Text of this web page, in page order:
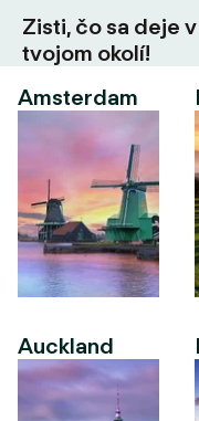
Zisti, čo sa deje
tvojom okolí!
Amsterdam
Auckland